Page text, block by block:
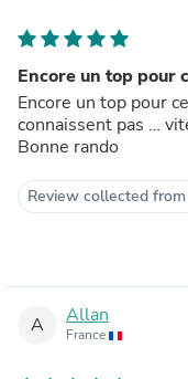
Encore un top pour
Encore un top pour
connaissent pas …
Bonne rando
Review collected
A Allan
France